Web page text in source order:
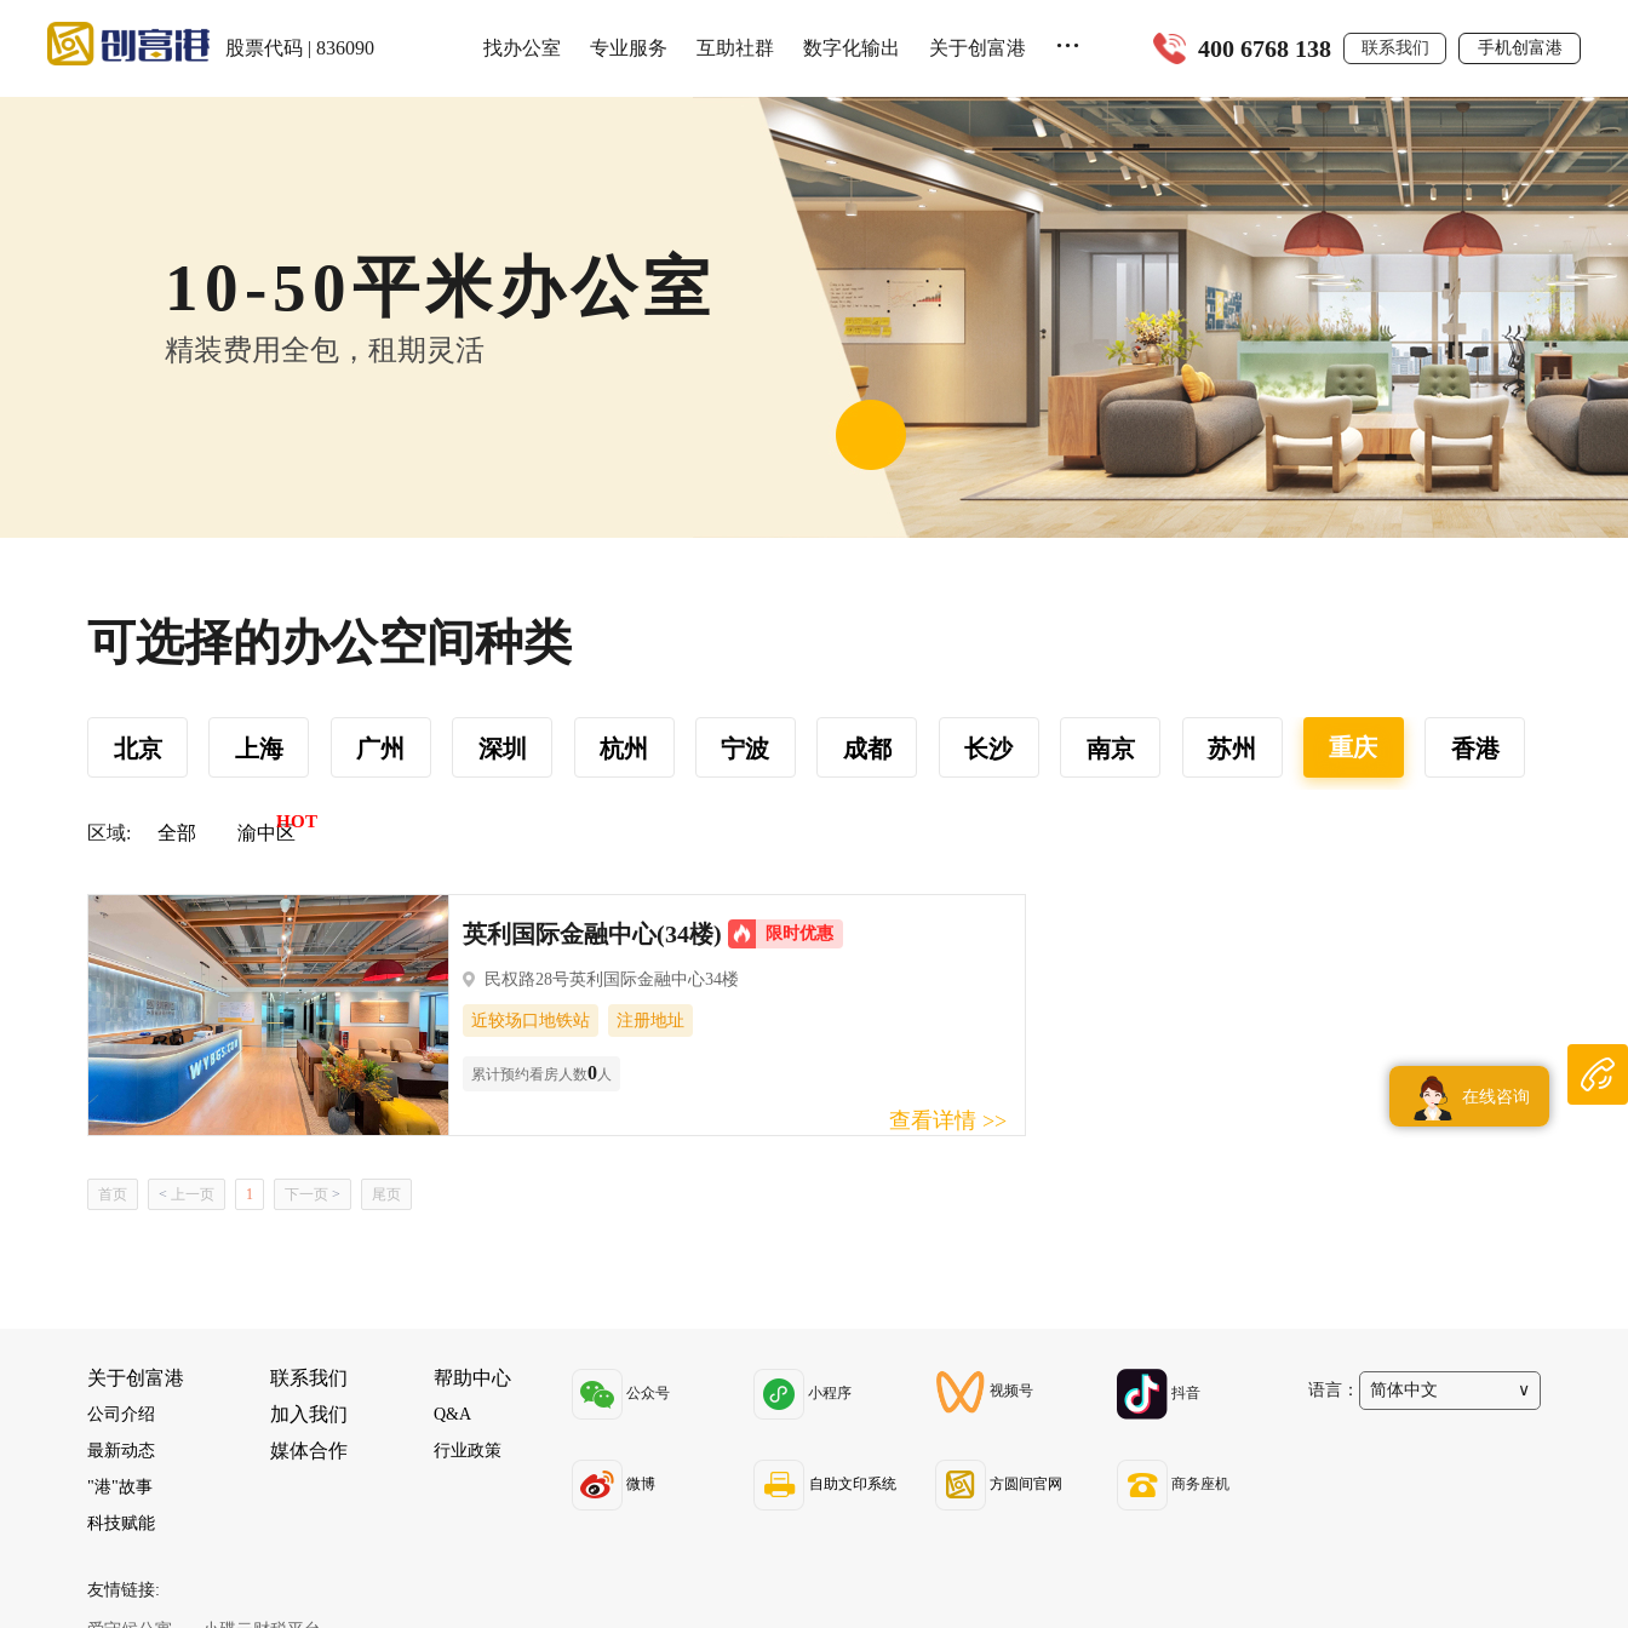
股票代码 | 836090 找办公室 专业服务 互助社群 数字化输出 关于创富港 ... 400 6768 138 联系我们 手机创富港
10-50平米办公室
精装费用全包，租期灵活
可选择的办公空间种类
北京 上海 广州 深圳 杭州 宁波 成都 长沙 南京 苏州 重庆 香港
区域: 全部 渝中区
英利国际金融中心(34楼) 限时优惠
民权路28号英利国际金融中心34楼
近较场口地铁站 注册地址
累计预约看房人数0人
查看详情 >>
首页 < 上一页 1 下一页 > 尾页
关于创富港
公司介绍
最新动态
"港"故事
科技赋能
联系我们
加入我们
媒体合作
帮助中心
Q&A
行业政策
公众号 小程序 视频号 抖音
微博 自助文印系统 方圆间官网 商务座机
语言： 简体中文 ∨
友情链接:
在线咨询